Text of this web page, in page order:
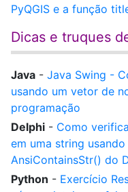
PyQGIS e a função
Dicas e truques
Java - Java Swing -
usando um vetor de
programação
Delphi - Como
em uma string
AnsiContainsStr() do
Python - Exercício